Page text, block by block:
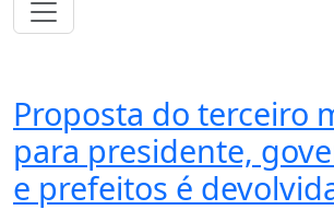
Proposta do terceiro
para presidente,
e prefeitos é